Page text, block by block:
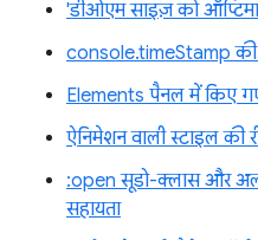
'डीओएम साइज़ को
console.timeStamp की
Elements पैनल में किए
ऐनिमेशन वाली स्टाइल की
:open सूडो-क्लास और
सहायता